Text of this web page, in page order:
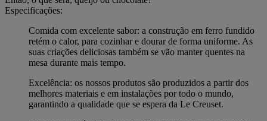
Especificações:
Comida com excelente sabor: a construção em ferro fundido
retém o calor, para cozinhar e dourar de forma uniforme. As
suas criações deliciosas também se vão manter quentes na
mesa durante mais tempo.
Excelência: os nossos produtos são produzidos a partir dos
melhores materiais e em instalações por todo o mundo,
garantindo a qualidade que se espera da Le Creuset.